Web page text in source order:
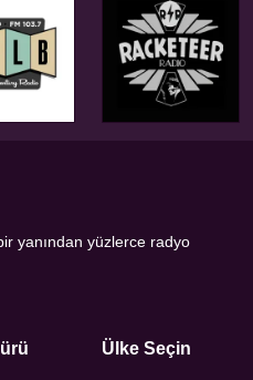
yanından yüzlerce radyo
Ülke Seçin